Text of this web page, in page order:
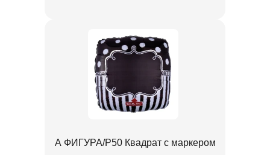
А ФИГУРА/P50 Квадрат с маркером